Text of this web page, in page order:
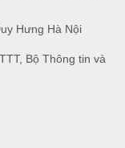
Hưng Hà Nội
Bộ Thông tin và